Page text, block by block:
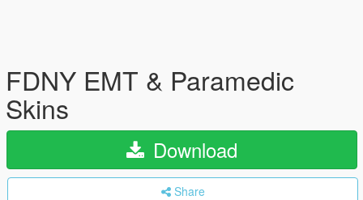
FDNY EMT & Paramedic
Skins
Download
Share